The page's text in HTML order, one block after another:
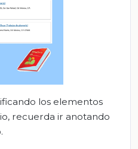
los elementos
recuerda ir anotando